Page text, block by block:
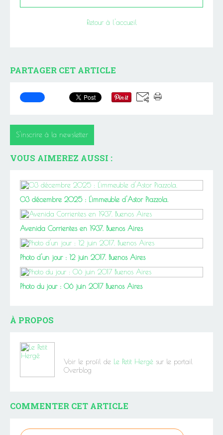
Retour à l'accueil
PARTAGER CET ARTICLE
S'inscrire à la newsletter
VOUS AIMEREZ AUSSI :
03 décembre 2025 : L'immeuble d'Astor Piazzola.
Avenida Corrientes en 1937. Buenos Aires
Photo d'un jour : 12 juin 2017. Buenos Aires
Photo du jour : 06 juin 2017 Buenos Aires
À PROPOS
Voir le profil de Le Petit Hergé sur le portail
Overblog
COMMENTER CET ARTICLE